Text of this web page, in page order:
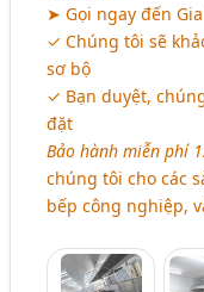
➤ Gọi ngay đến
✓ Chúng tôi sẽ
sơ bộ
✓ Bạn duyệt,
đặt
Bảo hành miễn phí
chúng tôi cho các
bếp công nghiệp,